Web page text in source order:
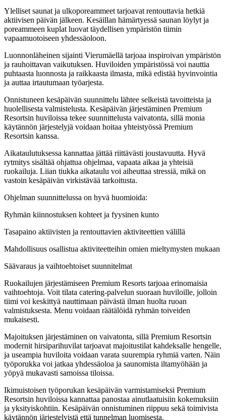
Ylelliset saunat ja ulkoporeammeet tarjoavat rentouttavia hetkiä
aktiivisen päivän jälkeen. Kesäillan hämärtyessä saunan löylyt ja
poreammeen kuplat luovat täydellisen ympäristön tiimin
vapaamuotoiseen yhdessäoloon.
Luonnonläheinen sijainti Vierumäellä tarjoaa inspiroivan ympäristön
ja rauhoittavan vaikutuksen. Huviloiden ympäristössä voi nauttia
puhtaasta luonnosta ja raikkaasta ilmasta, mikä edistää hyvinvointia
ja auttaa irtautumaan työarjesta.
Onnistuneen kesäpäivän suunnittelu lähtee selkeistä tavoitteista ja
huolellisesta valmistelusta. Kesäpäivän järjestäminen Premium
Resortsin huviloissa tekee suunnittelusta vaivatonta, sillä monia
käytännön järjestelyjä voidaan hoitaa yhteistyössä Premium
Resortsin kanssa.
Aikataulutuksessa kannattaa jättää riittävästi joustavuutta. Hyvä
rytmitys sisältää ohjattua ohjelmaa, vapaata aikaa ja yhteisiä
ruokailuja. Liian tiukka aikataulu voi aiheuttaa stressiä, mikä on
vastoin kesäpäivän virkistävää tarkoitusta.
Ohjelman suunnittelussa on hyvä huomioida:
Ryhmän kiinnostuksen kohteet ja fyysinen kunto
Tasapaino aktiivisten ja rentouttavien aktiviteettien välillä
Mahdollisuus osallistua aktiviteetteihin omien mieltymysten mukaan
Säävaraus ja vaihtoehtoiset suunnitelmat
Ruokailujen järjestämiseen Premium Resorts tarjoaa erinomaisia
vaihtoehtoja. Voit tilata catering-palvelun suoraan huviloille, jolloin
tiimi voi keskittyä nauttimaan päivästä ilman huolta ruoan
valmistuksesta. Menu voidaan räätälöidä ryhmän toiveiden
mukaisesti.
Majoituksen järjestäminen on vaivatonta, sillä Premium Resortsin
modernit hirsiparihuvilat tarjoavat majoitustilat kahdeksalle hengelle,
ja useampia huviloita voidaan varata suurempia ryhmiä varten. Näin
työporukka voi jatkaa yhdessäoloa ja saunomista iltamyöhään ja
yöpyä mukavasti samoissa tiloissa.
Ikimuistoisen työporukan kesäpäivän varmistamiseksi Premium
Resortsin huviloissa kannattaa panostaa ainutlaatuisiin kokemuksiin
ja yksityiskohtiin. Kesäpäivän onnistuminen riippuu sekä toimivista
käytännön järjestelyistä että tunnelman luomisesta.